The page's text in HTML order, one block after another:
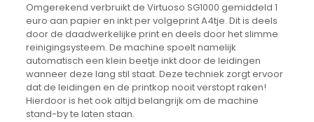
Omgerekend verbruikt de Virtuoso SG1000 gemiddeld 1
euro aan papier en inkt per volgeprint A4tje. Dit is deels
door de daadwerkelijke print en deels door het slimme
reinigingsysteem. De machine spoelt namelijk
automatisch een klein beetje inkt door de leidingen
wanneer deze lang stil staat. Deze techniek zorgt ervoor
dat de leidingen en de printkop nooit verstopt raken!
Hierdoor is het ook altijd belangrijk om de machine
stand-by te laten staan.